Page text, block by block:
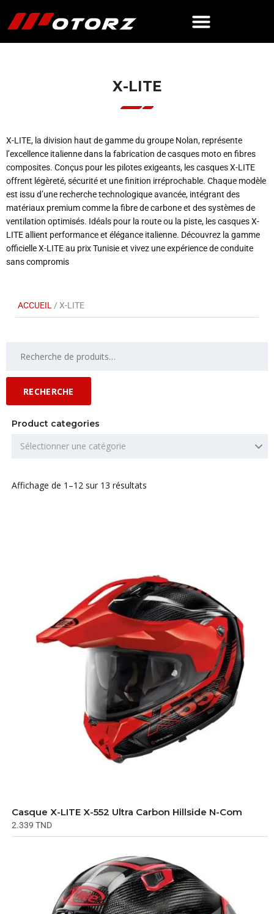
X-LITE
X-LITE, la division haut de gamme du groupe Nolan, représente
l’excellence italienne dans la fabrication de casques moto en fibres
composites. Conçus pour les pilotes exigeants, les casques X-LITE
offrent légèreté, sécurité et une finition irréprochable. Chaque modèle
est issu d’une recherche technologique avancée, intégrant des
matériaux premium comme la fibre de carbone et des systèmes de
ventilation optimisés. Idéals pour la route ou la piste, les casques X-
LITE allient performance et élégance italienne. Découvrez la gamme
officielle X-LITE au prix Tunisie et vivez une expérience de conduite
sans compromis
ACCUEIL / X-LITE
RECHERCHE
Product categories
Sélectionner une catégorie
Affichage de 1–12 sur 13 résultats
Casque X-LITE X-552 Ultra Carbon Hillside N-Com
2.339 TND